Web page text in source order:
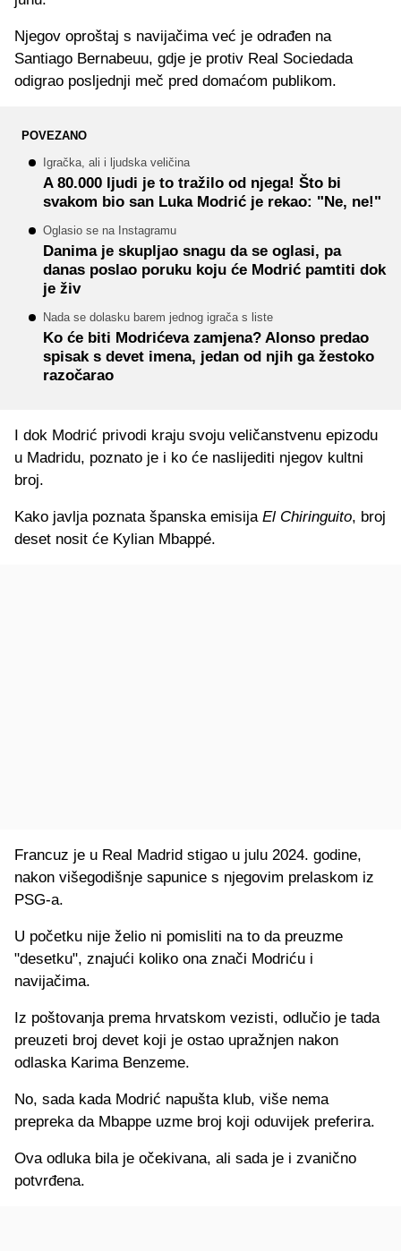
Njegov oproštaj s navijačima već je odrađen na
Santiago Bernabeuu, gdje je protiv Real Sociedada
odigrao posljednji meč pred domaćom publikom.
POVEZANO
Igračka, ali i ljudska veličina
A 80.000 ljudi je to tražilo od njega! Što bi
svakom bio san Luka Modrić je rekao: "Ne, ne!"
Oglasio se na Instagramu
Danima je skupljao snagu da se oglasi, pa
danas poslao poruku koju će Modrić pamtiti dok
je živ
Nada se dolasku barem jednog igrača s liste
Ko će biti Modrićeva zamjena? Alonso predao
spisak s devet imena, jedan od njih ga žestoko
razočarao
I dok Modrić privodi kraju svoju veličanstvenu epizodu
u Madridu, poznato je i ko će naslijediti njegov kultni
broj.
Kako javlja poznata španska emisija El Chiringuito, broj
deset nosit će Kylian Mbappé.
Francuz je u Real Madrid stigao u julu 2024. godine,
nakon višegodišnje sapunice s njegovim prelaskom iz
PSG-a.
U početku nije želio ni pomisliti na to da preuzme
"desetku", znajući koliko ona znači Modriću i
navijačima.
Iz poštovanja prema hrvatskom vezisti, odlučio je tada
preuzeti broj devet koji je ostao upražnjen nakon
odlaska Karima Benzeme.
No, sada kada Modrić napušta klub, više nema
prepreka da Mbappe uzme broj koji oduvijek preferira.
Ova odluka bila je očekivana, ali sada je i zvanično
potvrđena.